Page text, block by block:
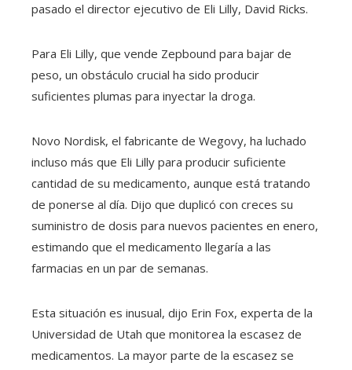
pasado el director ejecutivo de Eli Lilly, David Ricks.
Para Eli Lilly, que vende Zepbound para bajar de
peso, un obstáculo crucial ha sido producir
suficientes plumas para inyectar la droga.
Novo Nordisk, el fabricante de Wegovy, ha luchado
incluso más que Eli Lilly para producir suficiente
cantidad de su medicamento, aunque está tratando
de ponerse al día. Dijo que duplicó con creces su
suministro de dosis para nuevos pacientes en enero,
estimando que el medicamento llegaría a las
farmacias en un par de semanas.
Esta situación es inusual, dijo Erin Fox, experta de la
Universidad de Utah que monitorea la escasez de
medicamentos. La mayor parte de la escasez se